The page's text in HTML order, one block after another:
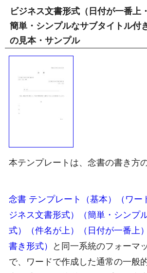
ビジネス文書形式（日付が一番上
簡単・シンプルなサブタイトル付
の見本・サンプル
本テンプレートは、念書の書き方
念書 テンプレート（基本）（ワー
ジネス文書形式）（簡単・シンプ
式）（件名が上）（日付が一番上
書き形式）
と同一系統のフォーマ
で、ワードで作成した通常の一般